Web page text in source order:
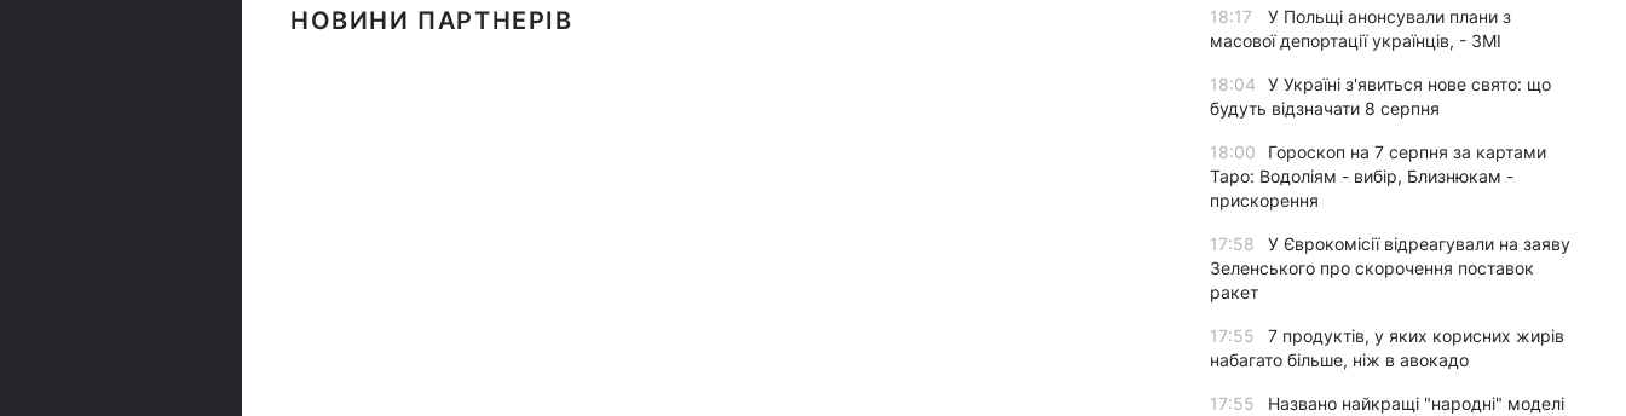
НОВИНИ ПАРТНЕРІВ 18:17
У Польщі анонсували плани з
масової депортації українців, - ЗМІ
18:04
У Україні з'явиться нове свято: що
будуть відзначати 8 серпня
18:00
Гороскоп на 7 серпня за картами
Таро: Водоліям - вибір, Близнюкам -
прискорення
17:58
У Єврокомісії відреагували на заяву
Зеленського про скорочення поставок
ракет
17:55
7 продуктів, у яких корисних жирів
набагато більше, ніж в авокадо
17:55
Названо найкращі "народні" моделі